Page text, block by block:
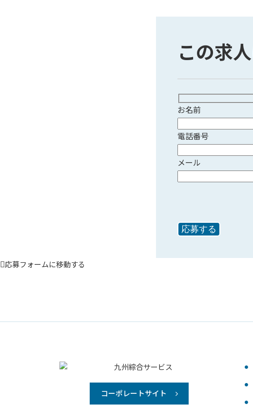
この求
お名前
電話番号
メール
応募フォームに移動する
コーポレートサイト